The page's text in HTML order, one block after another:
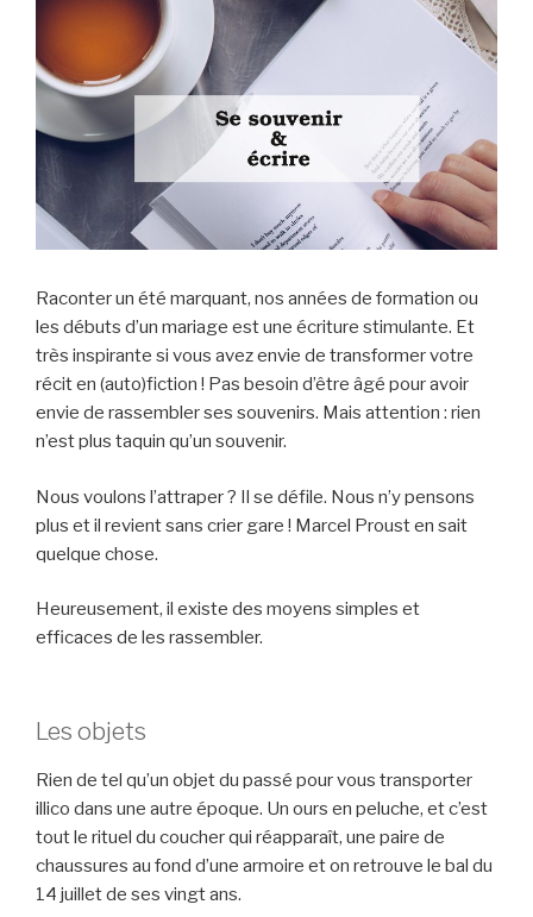
Raconter un été marquant, nos années de formation ou
les débuts d’un mariage est une écriture stimulante. Et
très inspirante si vous avez envie de transformer votre
récit en (auto)fiction ! Pas besoin d’être âgé pour avoir
envie de rassembler ses souvenirs. Mais attention : rien
n’est plus taquin qu’un souvenir.
Nous voulons l’attraper ? Il se défile. Nous n’y pensons
plus et il revient sans crier gare ! Marcel Proust en sait
quelque chose.
Heureusement, il existe des moyens simples et
efficaces de les rassembler.
Les objets
Rien de tel qu’un objet du passé pour vous transporter
illico dans une autre époque. Un ours en peluche, et c’est
tout le rituel du coucher qui réapparaît, une paire de
chaussures au fond d’une armoire et on retrouve le bal du
14 juillet de ses vingt ans.